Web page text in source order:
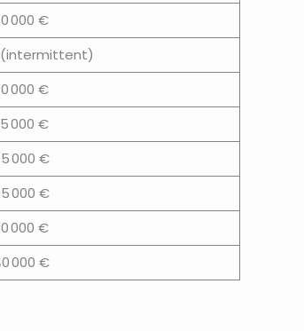
000 €
000 €
000 €
000 €
000 €
000 €
000 €